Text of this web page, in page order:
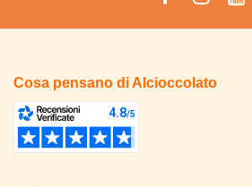
Prezzo
Produttori
Cosa pensano di Alcioccolato